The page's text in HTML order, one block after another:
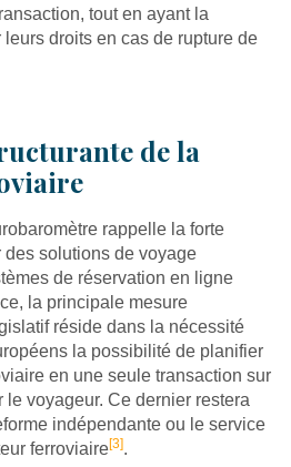
tout en ayant la
droits en cas de rupture de
de la
rappelle la forte
solutions de voyage
de réservation en ligne
la principale mesure
réside dans la nécessité
la possibilité de planifier
en une seule transaction sur
le voyageur. Ce dernier restera
indépendante ou le service
ferroviaire[3].